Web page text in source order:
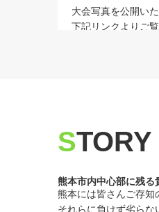
大会写真を公開いた
下記リンクよりご覧
2022/3/30
参加案内の掲載お
大変お待たせしま
個別メールにてお
STORY
熊本市内中心部に残る
熊本には皆さんご存知
それらに負けず劣らな